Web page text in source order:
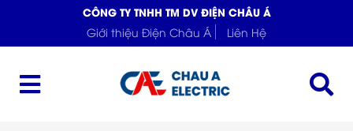
CÔNG TY TNHH TM DV ĐIỆN CHÂU Á
Giới thiệu Điện Châu Á
Liên Hệ